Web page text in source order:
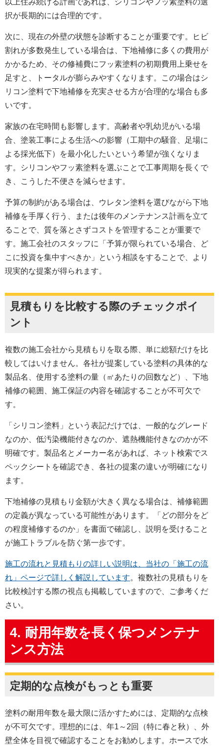
以上住み続ける計画であれば、シリコンやフッ素塗料の選
択が長期的には合理的です。
次に、現在の外壁の状態を診断することが重要です。ヒビ
割れが多数発生している場合は、下地補修に多くの費用が
かかるため、その修補費にフッ素塗料の初期費用上乗せを
足すと、トータルが膨らみやすくなります。この場合はシ
リコン塗料で下地補修を充実させる方が合理的な場合も多
いです。
家族の在宅時間も影響します。高齢者や乳幼児がいる場
合、塗装工事による生活への影響（工期中の騒音、足場に
よる採光低下）を最小化したいという希望が強くなりま
す。シリコンやフッ素塗料を選ぶことで工事周期を長くで
き、こうした不便さを減らせます。
予算の制約がある場合は、ウレタン塗料を選びながら下地
補修を手厚く行う、または後年のメンテナンス計画を立て
ることで、質を落とさずコストを管理することが重要で
す。施工会社のスタッフに「予算が限られている場合、ど
こに投資を集中すべきか」という相談をすることで、より
現実的な提案が得られます。
見積もりを比較する際のチェックポイ
ント
複数の施工会社から見積もりを取る際、単に総額だけを比
較してはいけません。各社が提案している塗料の具体的な
製品名、使用する塗料の量（㎡あたりの回数など）、下地
補修の範囲、施工保証の内容を確認することが不可欠で
す。
「シリコン塗料」という表記だけでは、一般的なグレード
なのか、低汚染機能付きなのか、遮熱機能付きなのかが不
明確です。製品名とメーカー名があれば、ネット検索でス
ペックシートを確認でき、各社の提案の違いが明確になり
ます。
下地補修の見積もり金額が大きく異なる場合は、補修範囲
の定義が異なっている可能性があります。「どの部分をど
の程度補修するのか」を書面で確認し、説明を受けること
が施工トラブルを防ぐ第一歩です。
施工の流れと見積もりの詳しい説明は、当社の「施工の流
れ」ページで詳しく解説しています。複数社の見積もりを
比較検討する際の視点も掲載していますので、ご参考くだ
さい。
4. 耐用年数を長く保つメンテナ
ンス方法
定期的な点検がもっとも重要
塗料の耐用年数を最大限に活かすためには、定期的な点検
が不可欠です。理想的には、年1～2回（特に春と秋）、外
壁全体を目視で確認することをお勧めします。ホースで水